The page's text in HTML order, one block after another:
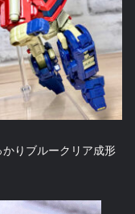
りブルークリア成形